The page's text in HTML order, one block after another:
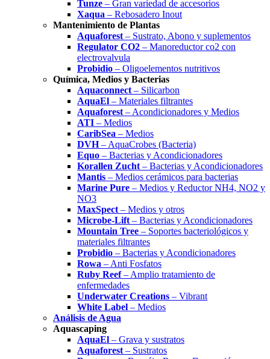
Tunze – Gran variedad de accesorios
Xaqua – Rebosadero Inout
Mantenimiento de Plantas
Aquaforest – Sustrato, Abono y suplementos
Regulator CO2 – Manoreductor co2 con
electrovalvula
Probidio – Oligoelementos nutritivos
Química, Medios y Bacterias
Aquaconnect – Silicarbon
AquaEl – Materiales filtrantes
Aquaforest – Acondicionadores y Medios
ATI – Medios
CaribSea – Medios
DVH– AquaCrobes (Bacteria)
Equo – Bacterias y Acondicionadores
Korallen Zucht – Bacterias y Acondicionadores
Mantis – Medios cerámicos para bacterias
Marine Pure – Medios y Reductor NH4, NO2 y
NO3
MaxSpect – Medios y otros
Microbe-Lift – Bacterias y Acondicionadores
Mountain Tree – Soportes bacteriológicos y
materiales filtrantes
Probidio – Bacterias y Acondicionadores
Rowa – Anti Fosfatos
Ruby Reef– Amplio tratamiento de
enfermedades
Underwater Creations – Vibrant
White Label – Medios
Análisis de Agua
Aquascaping
AquaEl – Grava y sustratos
Aquaforest – Sustratos